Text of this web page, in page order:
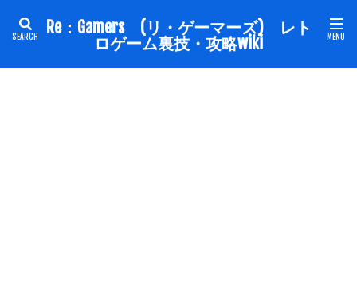
Re：Gamers (リ・ゲーマーズ) レト
ロゲーム裏技・攻略wiki